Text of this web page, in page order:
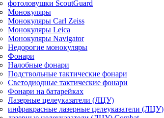
фотоловушки ScoutGuard
Монокуляры
Монокуляры Carl Zeiss
Монокуляры Leica
Монокуляры Navigator
Недорогие монокуляры
Фонари
Налобные фонари
Подствольные тактические фонари
Светодиодные тактические фонари
Фонари на батарейках
Лазерные целеуказатели (ЛЦУ)
инфракрасные лазерные целеуказатели (ЛЦУ)